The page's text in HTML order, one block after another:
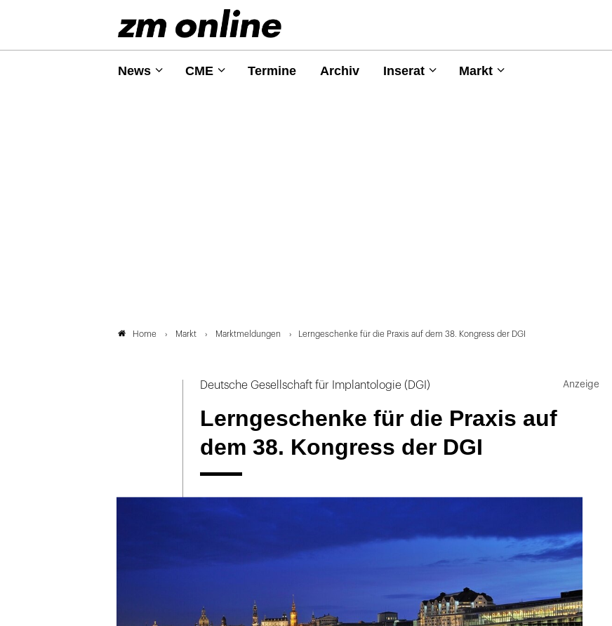
News CME Termine Archiv Inserat Markt
Home Markt Marktmeldungen Lerngeschenke für die Praxis auf dem 38. Kongress der DGI
Deutsche Gesellschaft für Implantologie (DGI)
Lerngeschenke für die Praxis auf
dem 38. Kongress der DGI